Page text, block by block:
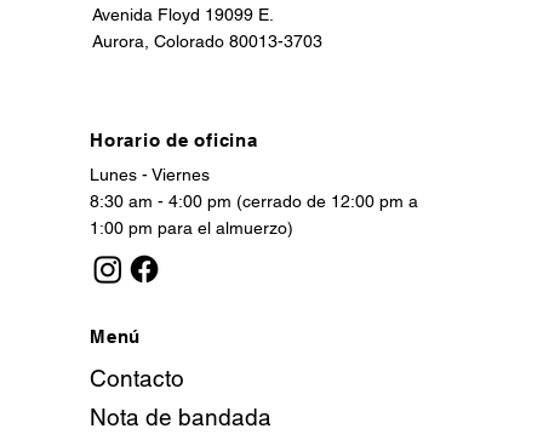
Avenida Floyd 19099 E.
Aurora, Colorado 80013-3703
Menú
Contacto
Nota de bandada
Horario de oficina
Lunes - Viernes
8:30 am - 4:00 pm (cerrado de 12:00 pm a
1:00 pm para el almuerzo)